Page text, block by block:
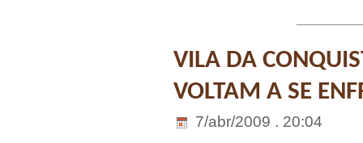
VILA DA
VOLTAM A SE
7/abr/2009 . 20:04